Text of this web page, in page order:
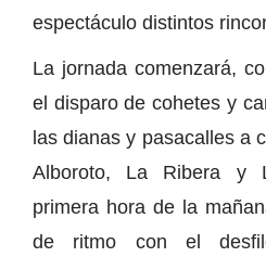
espectáculo distintos
La jornada comenzará,
el disparo de cohetes y
las dianas y pasacalles a
Alboroto, La Ribera y
primera hora de la
de ritmo con el